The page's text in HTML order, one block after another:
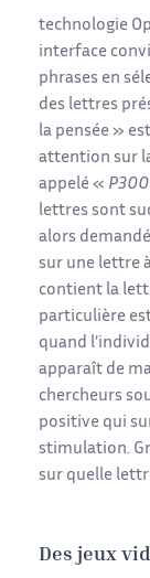
technologie
interface
phrases en
des lettres
la pensée »
attention sur
appelé «
lettres sont
alors
sur une lettre
contient la
particulière
quand
apparaît de
chercheurs
positive qui
stimulation.
sur quelle
Des jeux